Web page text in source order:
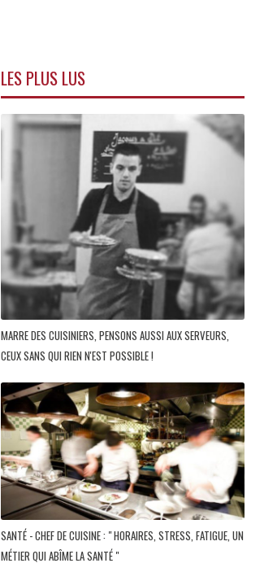
LES PLUS LUS
MARRE DES CUISINIERS, PENSONS AUSSI AUX SERVEURS,
CEUX SANS QUI RIEN N'EST POSSIBLE !
SANTÉ - CHEF DE CUISINE : " HORAIRES, STRESS, FATIGUE, UN
MÉTIER QUI ABÎME LA SANTÉ "